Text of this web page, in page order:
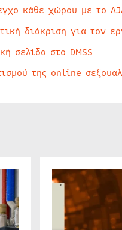
κάθε χώρου με το
διάκριση για τον
σελίδα στο DMSS
της online